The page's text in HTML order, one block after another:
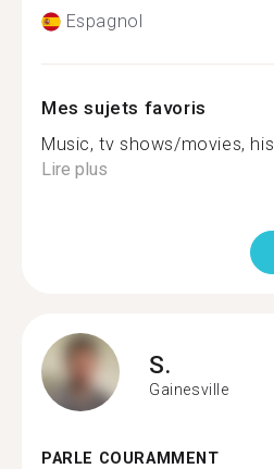
Espagnol
Mes sujets favoris
Music, tv shows/movies,
Lire plus
S.
Gainesville
PARLE COURAMMENT